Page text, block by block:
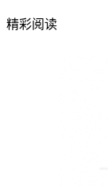
精彩阅读